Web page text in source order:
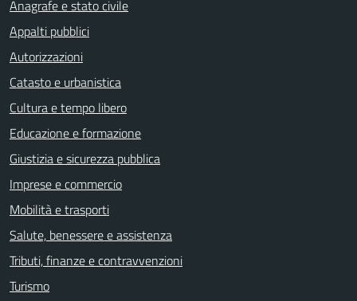
Anagrafe e stato civile
Appalti pubblici
Autorizzazioni
Catasto e urbanistica
Cultura e tempo libero
Educazione e formazione
Giustizia e sicurezza pubblica
Imprese e commercio
Mobilità e trasporti
Salute, benessere e assistenza
Tributi, finanze e contravvenzioni
Turismo